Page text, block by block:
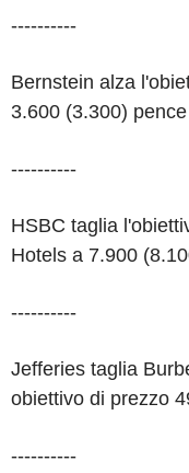
----------
Bernstein alza
3.600 (3.300)
----------
HSBC taglia
Hotels a 7.900
----------
Jefferies taglia
obiettivo di prezzo
----------